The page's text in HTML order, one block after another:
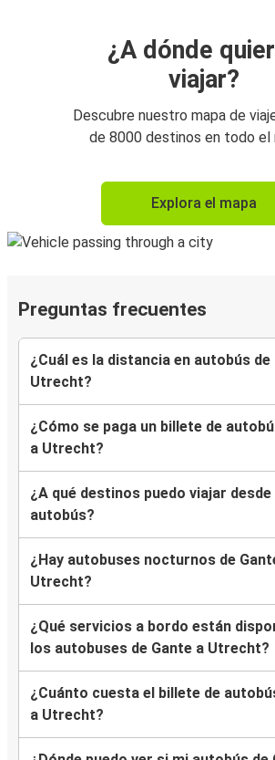
¿A dónde
viajar?
Descubre nuestro mapa de
de 8000 destinos en todo el
Explora el mapa
Preguntas frecuentes
¿Cuál es la distancia en autobús de
Utrecht?
¿Cómo se paga un billete de
a Utrecht?
¿A qué destinos puedo viajar
autobús?
¿Hay autobuses nocturnos de
Utrecht?
¿Qué servicios a bordo están
los autobuses de Gante a Utrecht?
¿Cuánto cuesta el billete de
a Utrecht?